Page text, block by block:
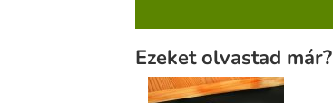
Ezeket olvastad már?